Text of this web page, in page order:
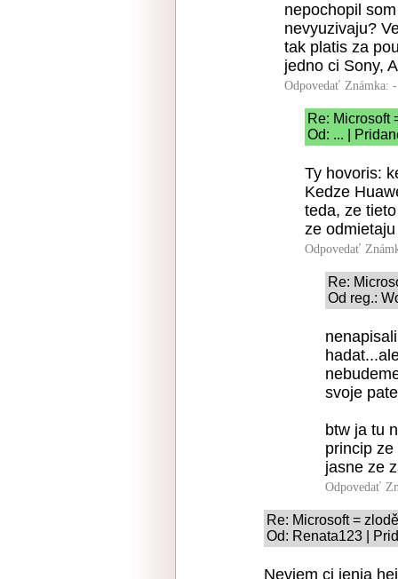
nepochopil
nevyuzivaju?
tak platis za
jedno ci Sony,
Odpovedať Známka:
Re: Microsoft
Od: ... |
Ty hovoris:
Kedze
teda, ze
ze
Odpovedať
Re:
Od reg.:
svoje
btw ja tu
princip
jasne ze
Odpovedať
Re: Microsoft =
Od: Renata123 |
Neviem ci jenja